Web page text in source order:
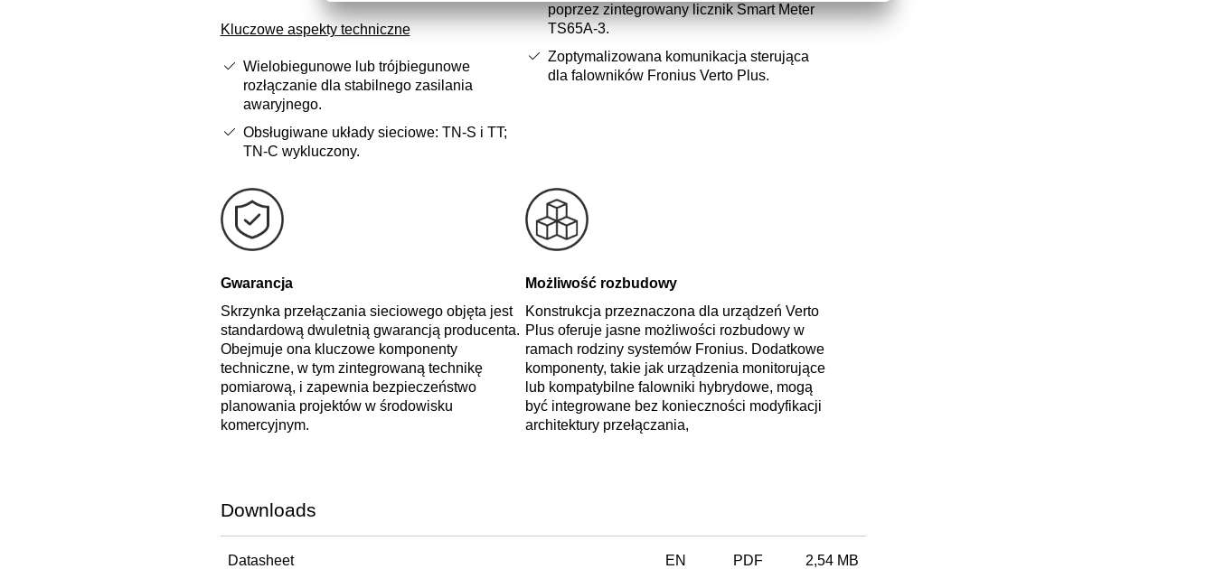
Kluczowe aspekty techniczne
Wielobiegunowe lub trójbiegunowe
rozłączanie dla stabilnego zasilania
awaryjnego.
Obsługiwane układy sieciowe: TN‑S i TT;
TN‑C wykluczony.
poprzez zintegrowany licznik Smart Meter
TS65A‑3.
Zoptymalizowana komunikacja sterująca
dla falowników Fronius Verto Plus.
Gwarancja
Skrzynka przełączania sieciowego objęta jest
standardową dwuletnią gwarancją producenta.
Obejmuje ona kluczowe komponenty
techniczne, w tym zintegrowaną technikę
pomiarową, i zapewnia bezpieczeństwo
planowania projektów w środowisku
komercyjnym.
Możliwość rozbudowy
Konstrukcja przeznaczona dla urządzeń Verto
Plus oferuje jasne możliwości rozbudowy w
ramach rodziny systemów Fronius. Dodatkowe
komponenty, takie jak urządzenia monitorujące
lub kompatybilne falowniki hybrydowe, mogą
być integrowane bez konieczności modyfikacji
architektury przełączania,
Downloads
Datasheet EN PDF 2,54 MB